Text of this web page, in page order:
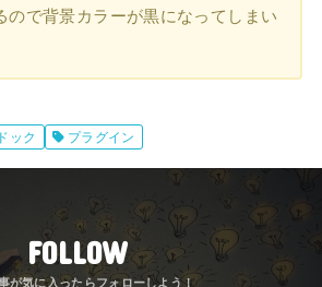
ので背景カラーが黒になってしまい
ドック プラグイン
FOLLOW